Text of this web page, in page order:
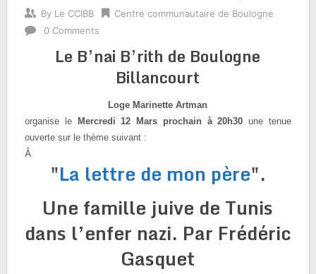
By Le CCIBB
Centre communautaire de Boulogne
0 Comments
Le B’nai B’rith de Boulogne
Billancourt
Loge Marinette Artman
organise le
Mercredi 12 Mars prochain à 20h30 une tenue
ouverte sur le thème suivant :
Â
"La lettre de mon père".
Une famille juive de Tunis
dans l’enfer nazi. Par Frédéric
Gasquet